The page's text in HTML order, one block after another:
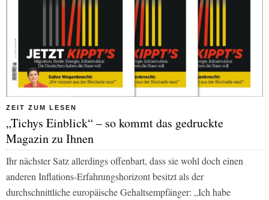
ZEIT ZUM LESEN
„Tichys Einblick“ – so kommt das gedruckte
Magazin zu Ihnen
Ihr nächster Satz allerdings offenbart, dass sie wohl doch einen
anderen Inflations-Erfahrungshorizont besitzt als der
durchschnittliche europäische Gehaltsempfänger: „Ich habe